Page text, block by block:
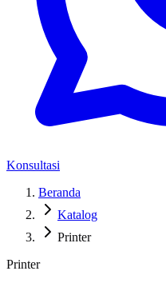
Konsultasi
Beranda
Katalog
Printer
Printer